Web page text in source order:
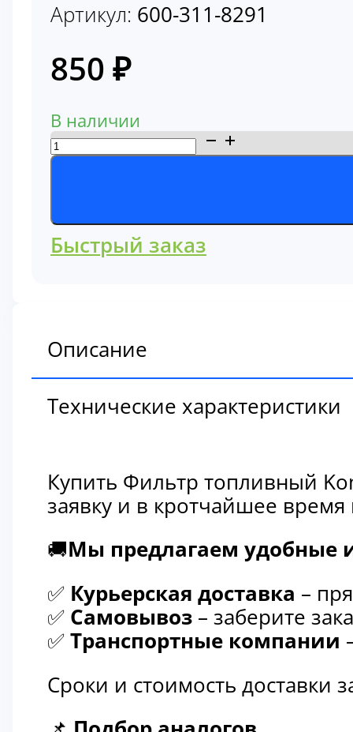
Артикул: 600-311-8291
850 ₽
В наличии
Количество
товара
топливный
Komatsu
600-
Быстрый заказ
Описание
Технические характеристики
Купить Фильтр топливный
заявку и в кротчайшее
🚚Мы предлагаем удобные
✅ Курьерская доставка –
✅ Самовывоз – заберите
✅ Транспортные компании
Сроки и стоимость доставки